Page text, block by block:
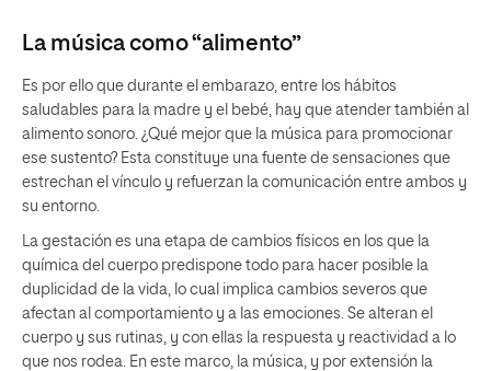
La música como “alimento”
Es por ello que durante el embarazo, entre los hábitos
saludables para la madre y el bebé, hay que atender también al
alimento sonoro. ¿Qué mejor que la música para promocionar
ese sustento? Esta constituye una fuente de sensaciones que
estrechan el vínculo y refuerzan la comunicación entre ambos y
su entorno.
La gestación es una etapa de cambios físicos en los que la
química del cuerpo predispone todo para hacer posible la
duplicidad de la vida, lo cual implica cambios severos que
afectan al comportamiento y a las emociones. Se alteran el
cuerpo y sus rutinas, y con ellas la respuesta y reactividad a lo
que nos rodea. En este marco, la música, y por extensión la